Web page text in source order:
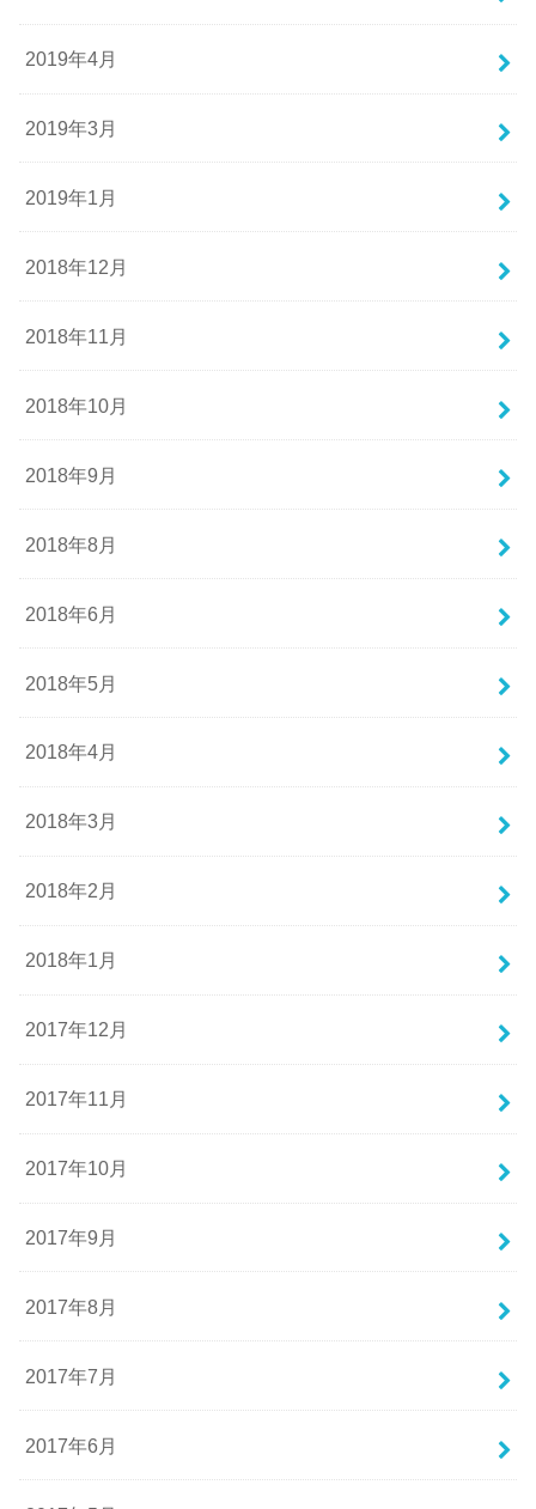
2019年4月
2019年3月
2019年1月
2018年12月
2018年11月
2018年10月
2018年9月
2018年8月
2018年6月
2018年5月
2018年4月
2018年3月
2018年2月
2018年1月
2017年12月
2017年11月
2017年10月
2017年9月
2017年8月
2017年7月
2017年6月